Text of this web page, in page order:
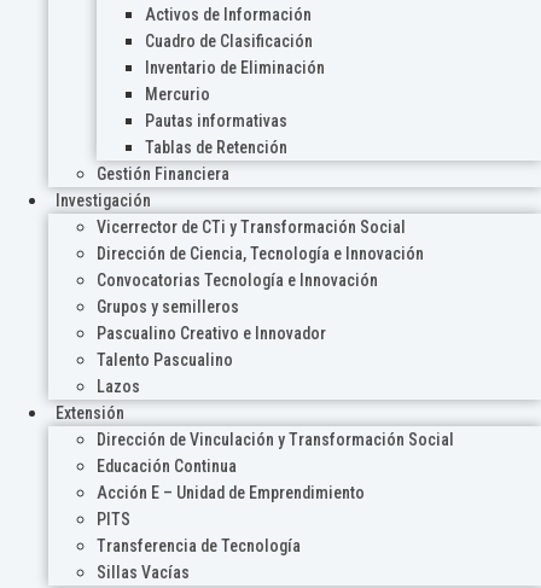
Activos de Información
Cuadro de Clasificación
Inventario de Eliminación
Mercurio
Pautas informativas
Tablas de Retención
Gestión Financiera
Investigación
Vicerrector de CTi y Transformación Social
Dirección de Ciencia, Tecnología e Innovación
Convocatorias Tecnología e Innovación
Grupos y semilleros
Pascualino Creativo e Innovador
Talento Pascualino
Lazos
Extensión
Dirección de Vinculación y Transformación Social
Educación Continua
Acción E – Unidad de Emprendimiento
PITS
Transferencia de Tecnología
Sillas Vacías